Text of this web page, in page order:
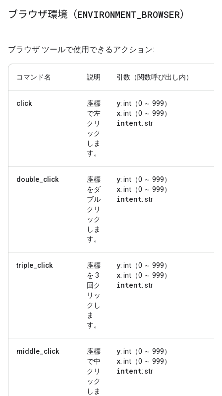
ブラウザ環境（ENVIRONMENT BROWSER）
ブラウザ ツールで使用できるアクション:
コマンド名 説明 引数（関数呼び出し内）
click
座標
で左
クリ
ック
しま
す。
y: int（0 ～ 999）
x: int（0 ～ 999）
intent: str
double_click
座標
をダ
ブル
クリ
ック
しま
す。
y: int（0 ～ 999）
x: int（0 ～ 999）
intent: str
triple_click
座標
を 3
回ク
リッ
クし
ま
す。
y: int（0 ～ 999）
x: int（0 ～ 999）
intent: str
middle_click
座標
で中
クリ
ック
しま
y: int（0 ～ 999）
x: int（0 ～ 999）
intent: str